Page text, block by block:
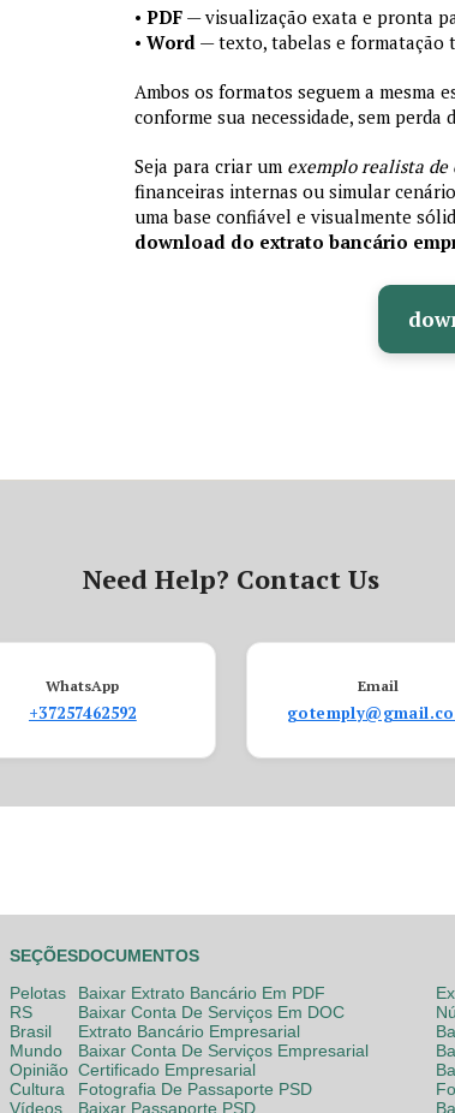
• PDF — visualização exata e pronta
• Word — texto, tabelas e formatação
Ambos os formatos seguem a
conforme sua necessidade, sem perda
Seja para criar um exemplo realista
financeiras internas ou simular
uma base confiável e visualmente
download do extrato bancário
Need Help? Contact Us
WhatsApp
+37257462592
Email
SEÇÕES
Pelotas
RS
Brasil
Mundo
Opinião
Cultura
Vídeos
DOCUMENTOS
Baixar Extrato Bancário Em PDF
Baixar Conta De Serviços Em DOC
Extrato Bancário Empresarial
Baixar Conta De Serviços Empresarial
Certificado Empresarial
Fotografia De Passaporte PSD
Baixar Passaporte PSD